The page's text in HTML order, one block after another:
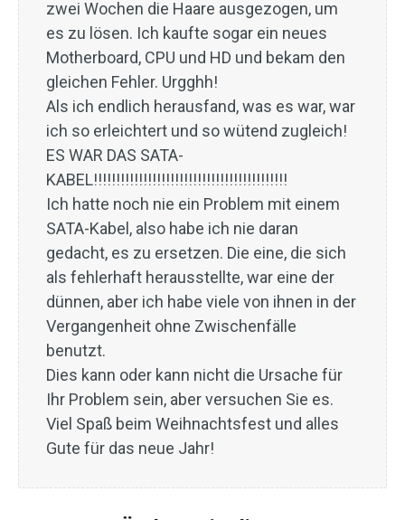
zwei Wochen die Haare ausgezogen, um
es zu lösen. Ich kaufte sogar ein neues
Motherboard, CPU und HD und bekam den
gleichen Fehler. Urgghh!
Als ich endlich herausfand, was es war, war
ich so erleichtert und so wütend zugleich!
ES WAR DAS SATA-
KABEL!!!!!!!!!!!!!!!!!!!!!!!!!!!!!!!!!!!!!!!!!!!
Ich hatte noch nie ein Problem mit einem
SATA-Kabel, also habe ich nie daran
gedacht, es zu ersetzen. Die eine, die sich
als fehlerhaft herausstellte, war eine der
dünnen, aber ich habe viele von ihnen in der
Vergangenheit ohne Zwischenfälle
benutzt.
Dies kann oder kann nicht die Ursache für
Ihr Problem sein, aber versuchen Sie es.
Viel Spaß beim Weihnachtsfest und alles
Gute für das neue Jahr!